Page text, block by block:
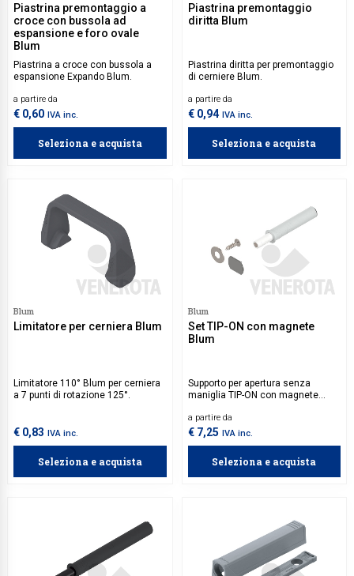
Piastrina premontaggio a
croce con bussola ad
espansione e foro ovale
Blum
Piastrina a croce con bussola a
espansione Expando Blum.
a partire da
€ 0,60 IVA inc.
Seleziona e acquista
Piastrina premontaggio
diritta Blum
Piastrina diritta per premontaggio
di cerniere Blum.
a partire da
€ 0,94 IVA inc.
Seleziona e acquista
Blum
Limitatore per cerniera Blum
Limitatore 110° Blum per cerniera
a 7 punti di rotazione 125°.
€ 0,83 IVA inc.
Seleziona e acquista
Blum
Set TIP-ON con magnete
Blum
Supporto per apertura senza
maniglia TIP-ON con magnete
a partire da
€ 7,25 IVA inc.
Seleziona e acquista